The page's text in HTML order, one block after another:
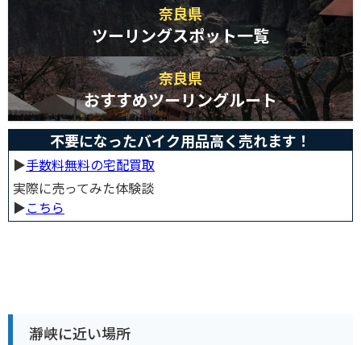
奈良県
ツーリングスポット一覧
奈良県
おすすめツーリングルート
不要になったバイク用品高く売れます！
▶︎手数料無料の宅配買取
実際に売ってみた体験談
▶︎こちら
瀞峡に近い場所